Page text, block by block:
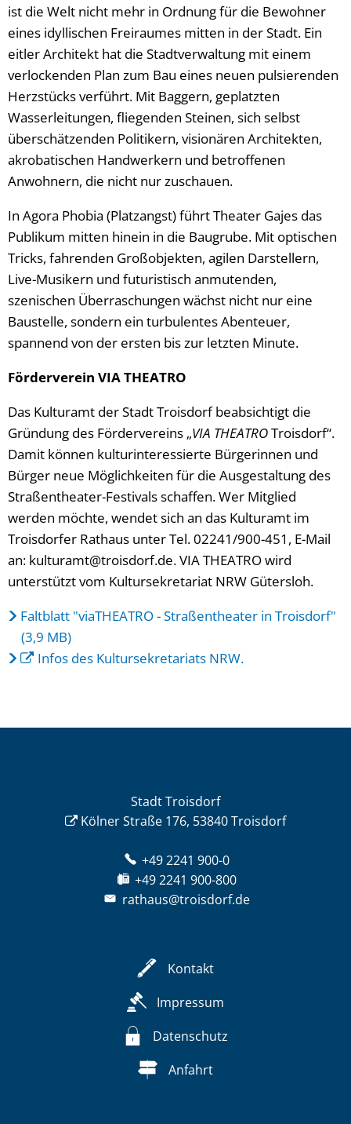
ist die Welt nicht mehr in Ordnung für die Bewohner
eines idyllischen Freiraumes mitten in der Stadt. Ein
eitler Architekt hat die Stadtverwaltung mit einem
verlockenden Plan zum Bau eines neuen pulsierenden
Herzstücks verführt. Mit Baggern, geplatzten
Wasserleitungen, fliegenden Steinen, sich selbst
überschätzenden Politikern, visionären Architekten,
akrobatischen Handwerkern und betroffenen
Anwohnern, die nicht nur zuschauen.
In Agora Phobia (Platzangst) führt Theater Gajes das
Publikum mitten hinein in die Baugrube. Mit optischen
Tricks, fahrenden Großobjekten, agilen Darstellern,
Live-Musikern und futuristisch anmutenden,
szenischen Überraschungen wächst nicht nur eine
Baustelle, sondern ein turbulentes Abenteuer,
spannend von der ersten bis zur letzten Minute.
Förderverein VIA THEATRO
Das Kulturamt der Stadt Troisdorf beabsichtigt die
Gründung des Fördervereins „VIA THEATROTroisdorf“.
Damit können kulturinteressierte Bürgerinnen und
Bürger neue Möglichkeiten für die Ausgestaltung des
Straßentheater-Festivals schaffen. Wer Mitglied
werden möchte, wendet sich an das Kulturamt im
Troisdorfer Rathaus unter Tel. 02241/900-451, E-Mail
an: kulturamt@troisdorf.de. VIA THEATRO wird
unterstützt vom Kultursekretariat NRW Gütersloh.
Faltblatt "viaTHEATRO - Straßentheater in Troisdorf"
(3,9 MB)
Infos des Kultursekretariats NRW.
Stadt Troisdorf
Kölner Straße 176, 53840 Troisdorf
+49 2241 900-0
+49 2241 900-800
rathaus@troisdorf.de
Kontakt
Impressum
Datenschutz
Anfahrt